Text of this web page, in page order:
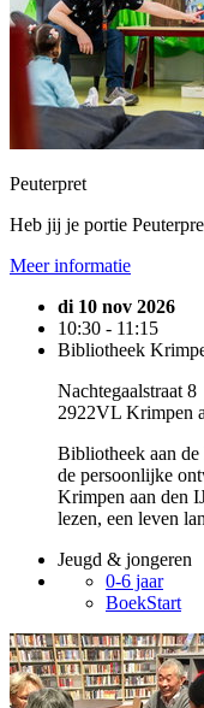
Peuterpret
Heb jij je portie
Meer informatie
di 10 nov 2026
10:30 - 11:15
Bibliotheek
Nachtegaalstraat 8
2922VL Krimpen
Bibliotheek aan de
de persoonlijke
Krimpen aan den
lezen, een leven
Jeugd & jongeren
0-6 jaar
BoekStart